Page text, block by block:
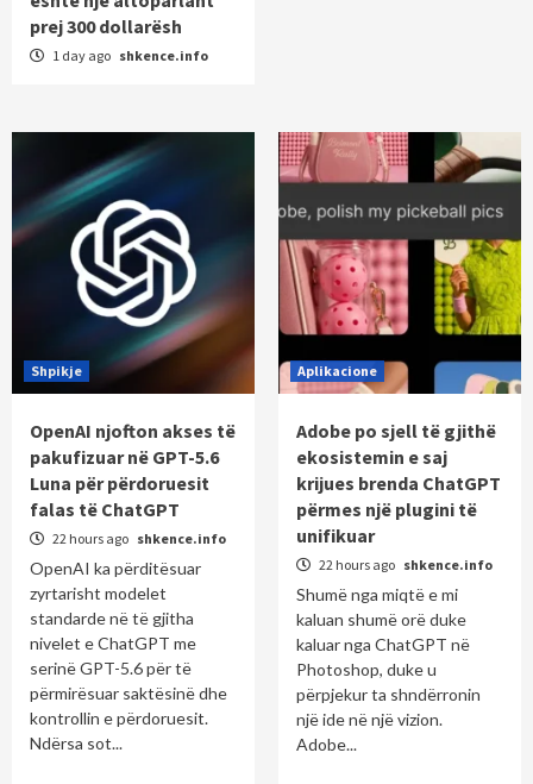
prej 300 dollarësh
1 day ago shkence.info
Shpikje
OpenAI njofton akses të
pakufizuar në GPT-5.6
Luna për përdoruesit
falas të ChatGPT
22 hours ago shkence.info
OpenAI ka përditësuar
zyrtarisht modelet
standarde në të gjitha
nivelet e ChatGPT me
serinë GPT-5.6 për të
përmirësuar saktësinë dhe
kontrollin e përdoruesit.
Ndërsa sot...
Aplikacione
Adobe po sjell të gjithë
ekosistemin e saj
krijues brenda ChatGPT
përmes një plugini të
unifikuar
22 hours ago shkence.info
Shumë nga miqtë e mi
kaluan shumë orë duke
kaluar nga ChatGPT në
Photoshop, duke u
përpjekur ta shndërronin
një ide në një vizion.
Adobe...